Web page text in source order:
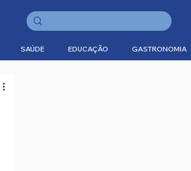
SAÚDE EDUCAÇÃO GASTRONOMIA